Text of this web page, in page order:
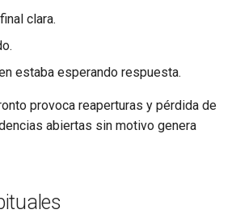
clara.
estaba esperando respuesta.
provoca reaperturas y pérdida de
abiertas sin motivo genera